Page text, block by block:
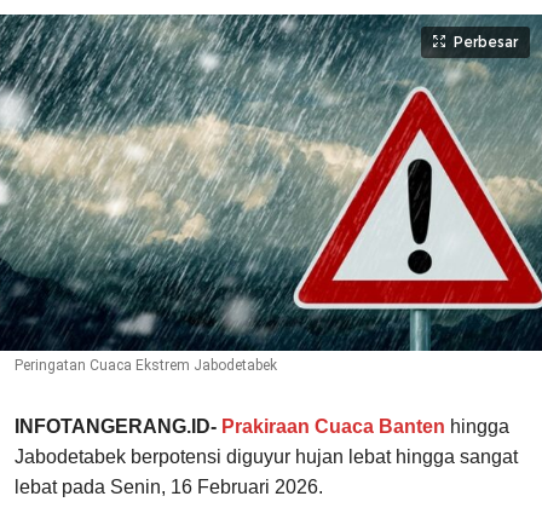
Perbesar
Peringatan Cuaca Ekstrem Jabodetabek
INFOTANGERANG.ID- Prakiraan Cuaca Banten hingga
Jabodetabek berpotensi diguyur hujan lebat hingga sangat
lebat pada Senin, 16 Februari 2026.